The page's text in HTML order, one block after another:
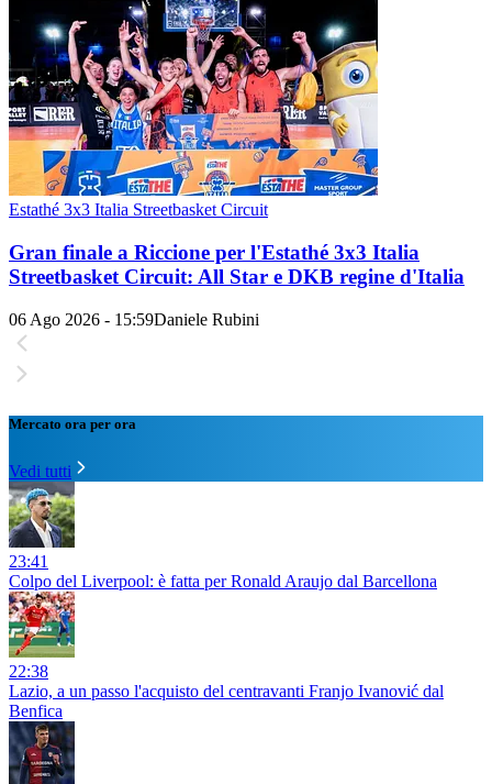
Estathé 3x3 Italia Streetbasket Circuit
Gran finale a Riccione per l'Estathé 3x3 Italia
Streetbasket Circuit: All Star e DKB regine d'Italia
06 Ago 2026 - 15:59Daniele Rubini
Mercato ora per ora
Vedi tutti
23:41
Colpo del Liverpool: è fatta per Ronald Araujo dal Barcellona
22:38
Lazio, a un passo l'acquisto del centravanti Franjo Ivanović dal
Benfica